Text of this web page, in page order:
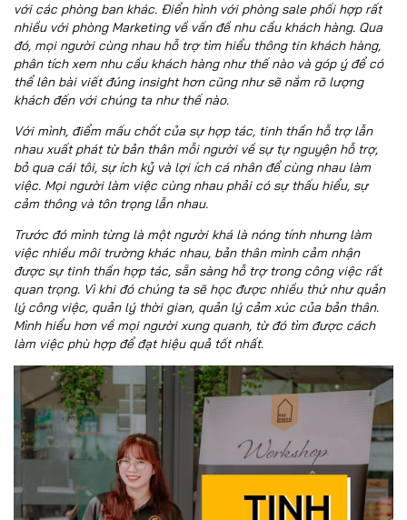
với các phòng ban khác. Điển hình với phòng sale phối hợp rất
nhiều với phòng Marketing về vấn đề nhu cầu khách hàng. Qua
đó, mọi người cùng nhau hỗ trợ tìm hiểu thông tin khách hàng,
phân tích xem nhu cầu khách hàng như thế nào và góp ý để có
thể lên bài viết đúng insight hơn cũng như sẽ nắm rõ lượng
khách đến với chúng ta như thế nào.
Với mình, điểm mấu chốt của sự hợp tác, tinh thần hỗ trợ lẫn
nhau xuất phát từ bản thân mỗi người về sự tự nguyện hỗ trợ,
bỏ qua cái tôi, sự ích kỷ và lợi ích cá nhân để cùng nhau làm
việc. Mọi người làm việc cùng nhau phải có sự thấu hiểu, sự
cảm thông và tôn trọng lẫn nhau.
Trước đó mình từng là một người khá là nóng tính nhưng làm
việc nhiều môi trường khác nhau, bản thân mình cảm nhận
được sự tinh thần hợp tác, sẵn sàng hỗ trợ trong công việc rất
quan trọng. Vì khi đó chúng ta sẽ học được nhiều thứ như quản
lý công việc, quản lý thời gian, quản lý cảm xúc của bản thân.
Mình hiểu hơn về mọi người xung quanh, từ đó tìm được cách
làm việc phù hợp để đạt hiệu quả tốt nhất.